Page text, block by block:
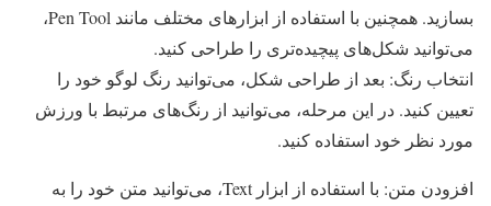
بسازید. همچنین با استفاده از ابزارهای مختلف مانند Pen Tool،
می‌توانید شکل‌های پیچیده‌تری را طراحی کنید.
انتخاب رنگ: بعد از طراحی شکل، می‌توانید رنگ لوگو خود را
تعیین کنید. در این مرحله، می‌توانید از رنگ‌های مرتبط با ورزش
مورد نظر خود استفاده کنید.
افزودن متن: با استفاده از ابزار Text، می‌توانید متن خود را به